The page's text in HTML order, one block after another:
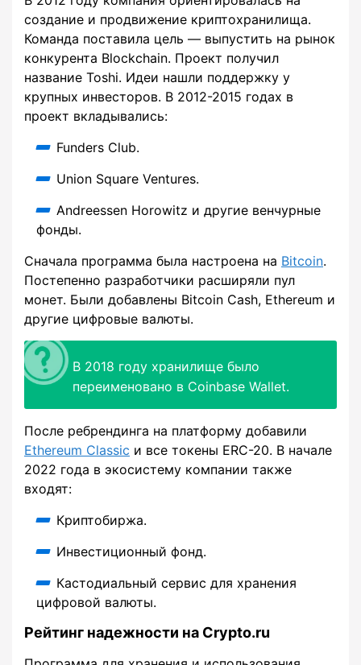
создание и продвижение криптохранилища.
Команда поставила цель — выпустить на рынок
конкурента Blockchain. Проект получил
название Toshi. Идеи нашли поддержку у
крупных инвесторов. В 2012-2015 годах в
проект вкладывались:
Funders Club.
Union Square Ventures.
Andreessen Horowitz и другие венчурные
фонды.
Сначала программа была настроена на Bitcoin.
Постепенно разработчики расширяли пул
монет. Были добавлены Bitcoin Cash, Ethereum и
другие цифровые валюты.
В 2018 году хранилище было
переименовано в Coinbase Wallet.
После ребрендинга на платформу добавили
Ethereum Classic и все токены ERC-20. В начале
2022 года в экосистему компании также
входят:
Криптобиржа.
Инвестиционный фонд.
Кастодиальный сервис для хранения
цифровой валюты.
Рейтинг надежности на Crypto.ru